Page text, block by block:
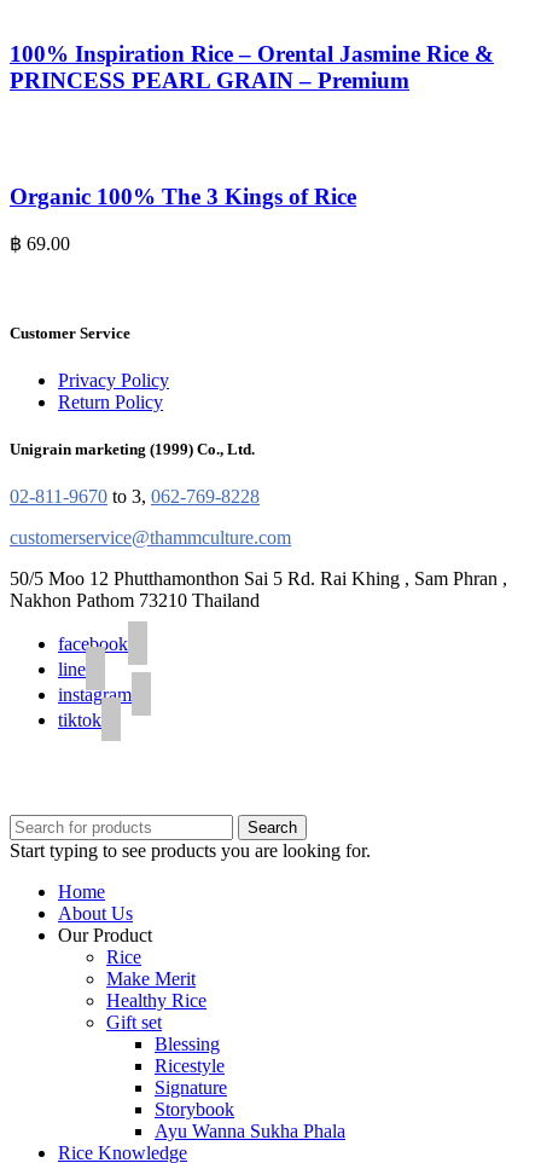
100% Inspiration Rice – Orental Jasmine Rice &
PRINCESS PEARL GRAIN – Premium
Organic 100% The 3 Kings of Rice
฿ 69.00
Customer Service
Privacy Policy
Return Policy
Unigrain marketing (1999) Co., Ltd.
02-811-9670 to 3, 062-769-8228
customerservice@thammculture.com
50/5 Moo 12 Phutthamonthon Sai 5 Rd. Rai Khing , Sam Phran ,
Nakhon Pathom 73210 Thailand
facebook
line
instagram
tiktok
Search
Start typing to see products you are looking for.
Home
About Us
Our Product
Rice
Make Merit
Healthy Rice
Gift set
Blessing
Ricestyle
Signature
Storybook
Ayu Wanna Sukha Phala
Rice Knowledge